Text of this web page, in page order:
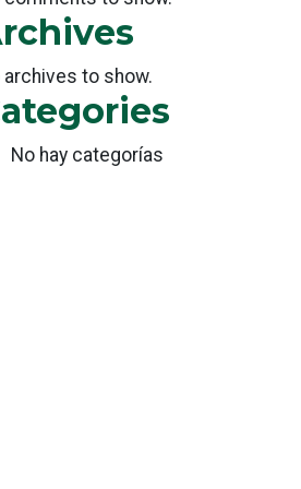
archives to show.
No hay categorías